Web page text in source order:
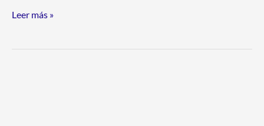
Leer más »